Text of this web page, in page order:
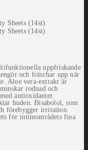
uppfriskande
och fräschar upp när
Aloe vera-extrakt är
rodnad och
antioxidanter.
huden. Bisabolol, som
förebygger irritation.
för intimområdets fina